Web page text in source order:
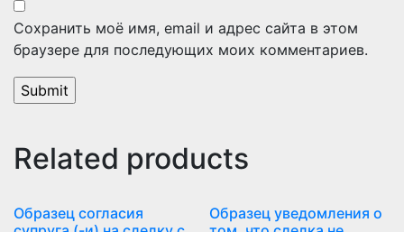
Сохранить моё имя, email и адрес сайта в этом
браузере для последующих моих комментариев.
Related products
Образец согласия
Образец уведомления о